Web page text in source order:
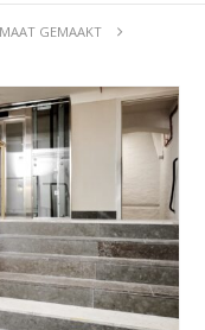
GEMAAKT